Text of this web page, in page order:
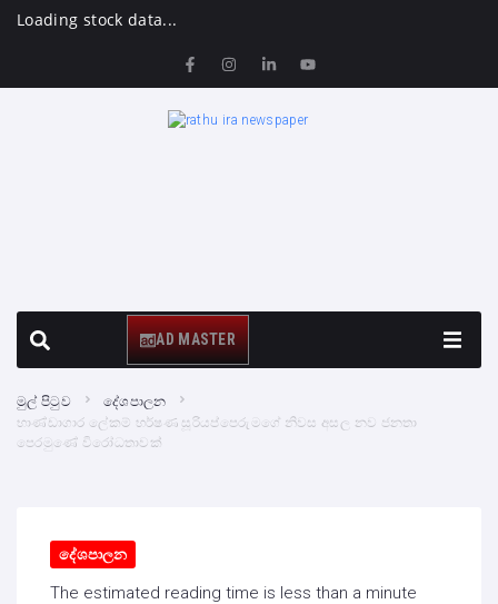
Loading stock data...
AD MASTER
මුල් පිටුව
දේශපාලන
භාණ්ඩාගාර ලේකම් හර්ෂණ සූරියප්පෙරුමගේ නිවස අසල නව ජනතා
පෙරමුණේ විරෝධතාවක්
දේශපාලන
The estimated reading time is less than a minute